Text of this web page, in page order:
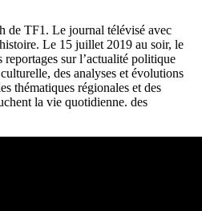
de TF1. Le journal télévisé avec
Le 15 juillet 2019 au soir, le
reportages sur l’actualité politique
des analyses et évolutions
thématiques régionales et des
la vie quotidienne. des